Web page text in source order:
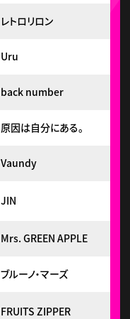
レトロリロン
Uru
back number
原因は自分にある。
Vaundy
JIN
Mrs. GREEN APPLE
ブルーノ・マーズ
FRUITS ZIPPER